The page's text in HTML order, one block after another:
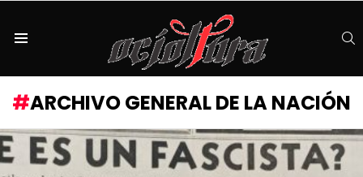
ARCHIVO GENERAL DE LA NACIÓN